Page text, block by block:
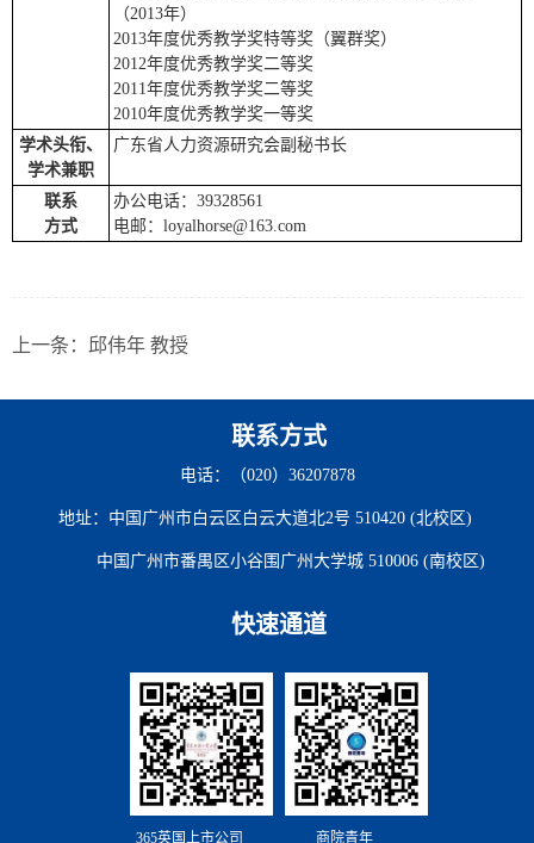
（2013年）
2013年度优秀教学奖特等奖（翼群奖）
2012年度优秀教学奖二等奖
2011年度优秀教学奖二等奖
2010年度优秀教学奖一等奖
学术头衔、
学术兼职
广东省人力资源研究会副秘书长
联系
方式
办公电话：39328561
电邮：loyalhorse@163.com
上一条： 邱伟年 教授
联系方式
电话：（020）36207878
地址：中国广州市白云区白云大道北2号 510420 (北校区)
中国广州市番禺区小谷围广州大学城 510006 (南校区)
快速通道
365英国上市公司 商院青年